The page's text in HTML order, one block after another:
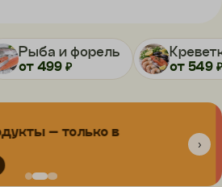
Рыба и форель
от 499 ₽ от 549 ₽
— 5 дней ›